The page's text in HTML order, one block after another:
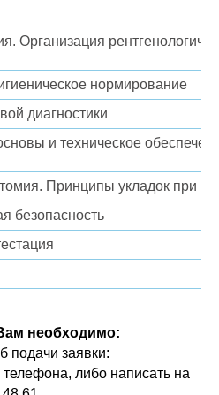
Организация
нормирование
диагностики
и техническое
Принципы укладок при
безопасность
необходимо:
подачи заявки:
либо написать на